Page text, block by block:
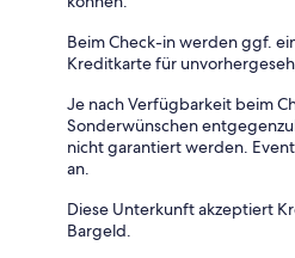
Beim Check-in werden ggf.
Kreditkarte für
Je nach Verfügbarkeit beim
Sonderwünschen
nicht garantiert werden.
an.
Diese Unterkunft akzeptiert
Bargeld.